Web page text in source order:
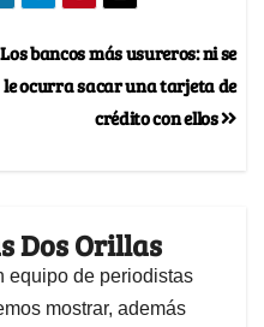
Los bancos más usureros: ni se
le ocurra sacar una tarjeta de
crédito con ellos
Dos Orillas
equipo de periodistas
mostrar, además